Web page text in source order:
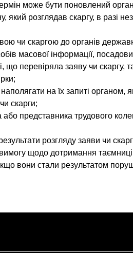
може бути поновлений
який розглядав скаргу, в разі
чи скаргою до органів
масової інформації,
що перевіряла заяву чи скаргу,
на їх запиті органом,
скарги;
або представника трудового
розгляду заяви чи
щодо дотримання таємниці
вони стали результатом